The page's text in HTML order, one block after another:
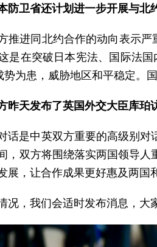
防卫省还计划进一步开展与
推进同北约合作的动向表示
是在突破日本宪法、国际法
势为患，威胁地区和平稳定。
昨天发布了英国外交大臣库
话是中英双方重要的高级别
，双方将围绕落实两国领导
展，让合作成果更好惠及两国
况，我们会适时发布消息，大